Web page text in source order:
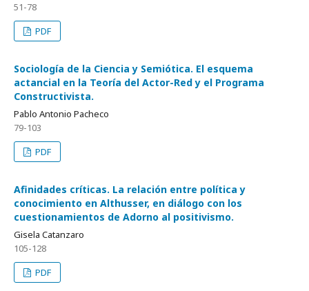
51-78
PDF
Sociología de la Ciencia y Semiótica. El esquema
actancial en la Teoría del Actor-Red y el Programa
Constructivista.
Pablo Antonio Pacheco
79-103
PDF
Afinidades críticas. La relación entre política y
conocimiento en Althusser, en diálogo con los
cuestionamientos de Adorno al positivismo.
Gisela Catanzaro
105-128
PDF